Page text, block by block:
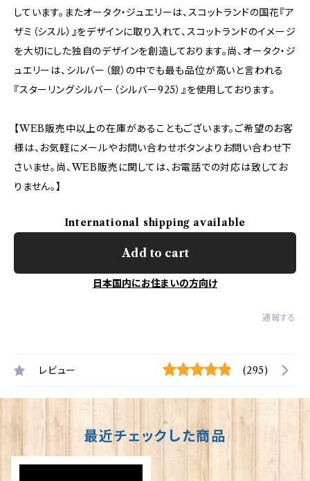
しています。またオータク・ジュエリーは、スコットランドの国花『ア
ザミ（シスル）』をデザインに取り入れて、スコットランドのイメージ
を大切にした独自のデザインを創造しております。尚、オータク・ジ
ュエリーは、シルバー（銀）の中でも最も品位が高いと言われる
『スターリングシルバー（シルバー925）』を使用しております。
【WEB販売中以上の在庫があることもございます。ご希望のお客
様は、お気軽にメールやお問い合わせボタンよりお問い合わせ下
さいませ。尚、WEB販売に関しては、お電話での対応は致してお
りません。】
International shipping available
Add to cart
日本国内にお住まいの方向け
通報する
レビュー (295)
最近チェックした商品